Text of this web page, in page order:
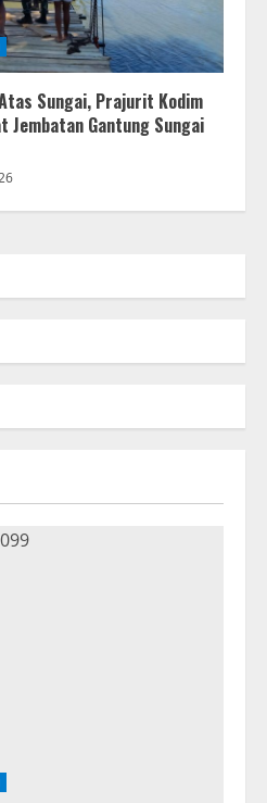
Sungai, Prajurit Kodim
Jembatan Gantung Sungai